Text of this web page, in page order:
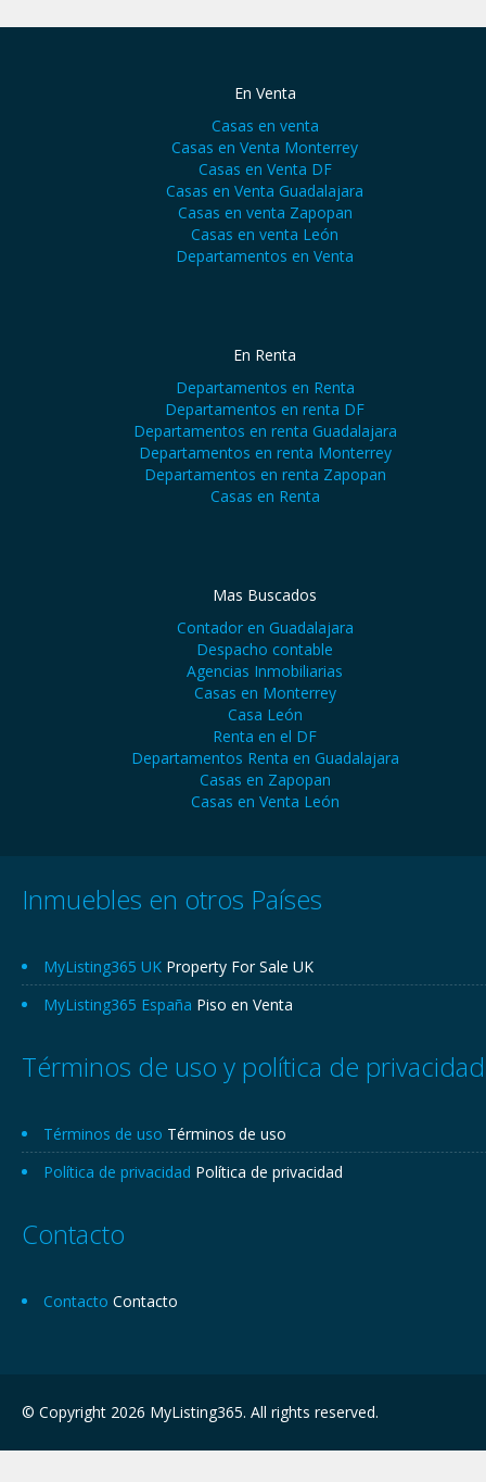
En Venta
Casas en venta
Casas en Venta Monterrey
Casas en Venta DF
Casas en Venta Guadalajara
Casas en venta Zapopan
Casas en venta León
Departamentos en Venta
En Renta
Departamentos en Renta
Departamentos en renta DF
Departamentos en renta Guadalajara
Departamentos en renta Monterrey
Departamentos en renta Zapopan
Casas en Renta
Mas Buscados
Contador en Guadalajara
Despacho contable
Agencias Inmobiliarias
Casas en Monterrey
Casa León
Renta en el DF
Departamentos Renta en Guadalajara
Casas en Zapopan
Casas en Venta León
Inmuebles en otros Países
MyListing365 UK Property For Sale UK
MyListing365 España Piso en Venta
Términos de uso y política de privacidad
Términos de uso Términos de uso
Política de privacidad Política de privacidad
Contacto
Contacto Contacto
© Copyright 2026 MyListing365. All rights reserved.